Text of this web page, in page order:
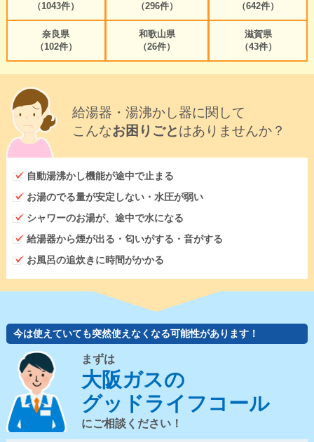
（1043件）
（296件）
（642件）
奈良県
（102件）
和歌山県
（26件）
滋賀県
（43件）
給湯器・湯沸かし器に関して
こんなお困りごとはありませんか？
自動湯沸かし機能が途中で止まる
お湯のでる量が安定しない・水圧が弱い
シャワーのお湯が、途中で水になる
給湯器から煙が出る・匂いがする・音がする
お風呂の追炊きに時間がかかる
今は使えていても突然使えなくなる可能性があります！
まずは
大阪ガスの
グッドライフコール
にご相談ください！